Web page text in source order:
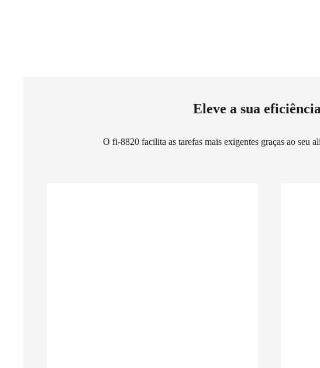
Eleve a sua
O fi-8820 facilita as tarefas mais exigentes graças ao seu